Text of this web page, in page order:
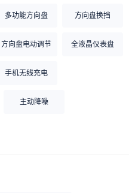
多功能方向盘 方向盘换挡
方向盘电动调节 全液晶仪表盘
手机无线充电
主动降噪